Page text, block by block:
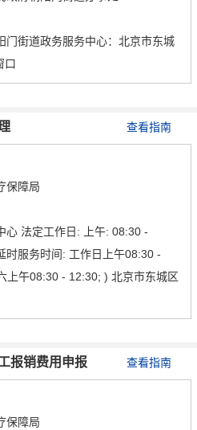
门街道政务服务中心：北京市东城
口
查看指南
保障局
心 法定工作日: 上午: 08:30 -
服务时间: 工作日上午08:30 -
上午08:30 - 12:30; ) 北京市东城区
查看指南
报销费用申报
保障局